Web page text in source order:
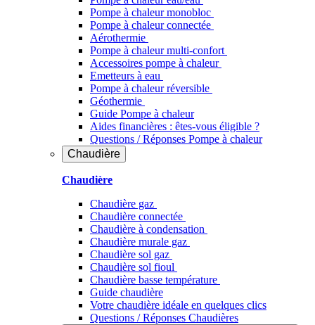
Pompe à chaleur monobloc
Pompe à chaleur connectée
Aérothermie
Pompe à chaleur multi-confort
Accessoires pompe à chaleur
Emetteurs à eau
Pompe à chaleur réversible
Géothermie
Guide Pompe à chaleur
Aides financières : êtes-vous éligible ?
Questions / Réponses Pompe à chaleur
Chaudière
Chaudière
Chaudière gaz
Chaudière connectée
Chaudière à condensation
Chaudière murale gaz
Chaudière sol gaz
Chaudière sol fioul
Chaudière basse température
Guide chaudière
Votre chaudière idéale en quelques clics
Questions / Réponses Chaudières